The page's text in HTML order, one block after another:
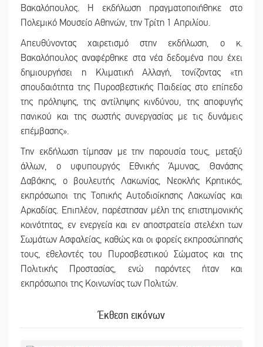
Βακαλόπουλος. Η εκδήλωση πραγματοποιήθηκε στο
Πολεμικό Μουσείο Αθηνών, την Τρίτη 1 Απριλίου.
Απευθύνοντας χαιρετισμό στην εκδήλωση, ο κ.
Βακαλόπουλος αναφέρθηκε στα νέα δεδομένα που έχει
δημιουργήσει η Κλιματική Αλλαγή, τονίζοντας «τη
σπουδαιότητα της Πυροσβεστικής Παιδείας στο επίπεδο
της πρόληψης, της αντίληψης κινδύνου, της αποφυγής
πανικού και της σωστής συνεργασίας με τις δυνάμεις
επέμβασης».
Την εκδήλωση τίμησαν με την παρουσία τους, μεταξύ
άλλων, ο υφυπουργός Εθνικής Άμυνας, Θανάσης
Δαβάκης, ο βουλευτής Λακωνίας, Νεοκλής Κρητικός,
εκπρόσωποι της Τοπικής Αυτοδιοίκησης Λακωνίας και
Αρκαδίας. Επιπλέον, παρέστησαν μέλη της επιστημονικής
κοινότητας, εν ενεργεία και εν αποστρατεία στελέχη των
Σωμάτων Ασφαλείας, καθώς και οι φορείς εκπροσώπησής
τους, εθελοντές του Πυροσβεστικού Σώματος και της
Πολιτικής Προστασίας, ενώ παρόντες ήταν και
εκπρόσωποι της Κοινωνίας των Πολιτών.
Έκθεση εικόνων